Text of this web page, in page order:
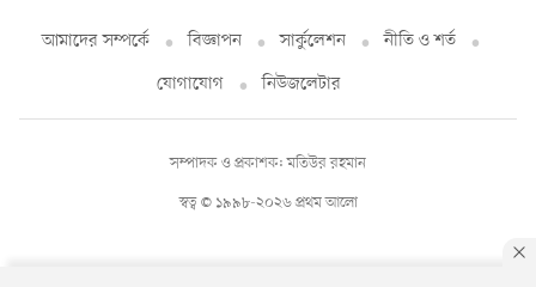
আমাদের সম্পর্কে বিজ্ঞাপন সার্কুলেশন
নীতি ও শর্ত
যোগাযোগ
নিউজলেটার
স্বত্ব © ১৯৯৮-২০২৬ প্রথম আলো
সম্পাদক ও প্রকাশক: মতিউর রহমান